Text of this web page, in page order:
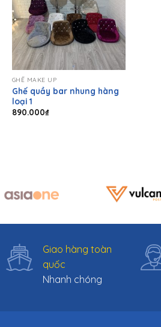
GHẾ MAKE UP
Ghế quầy bar nhung hàng
loại 1
890.000₫
Giao hàng toàn
quốc
Nhanh chóng